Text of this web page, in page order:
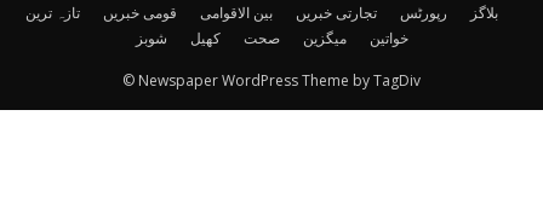
تازہ ترین قومی خبریں بین الاقوامی تجارتی خبریں رپورٹس
بلاگز
شوبز
کھیل صحت میگزین خواتین
© Newspaper WordPress Theme by TagDiv